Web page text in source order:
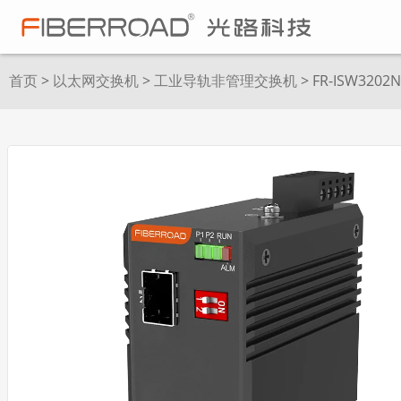
首页> 以太网交换机>工业导轨非管理交换机> FR-